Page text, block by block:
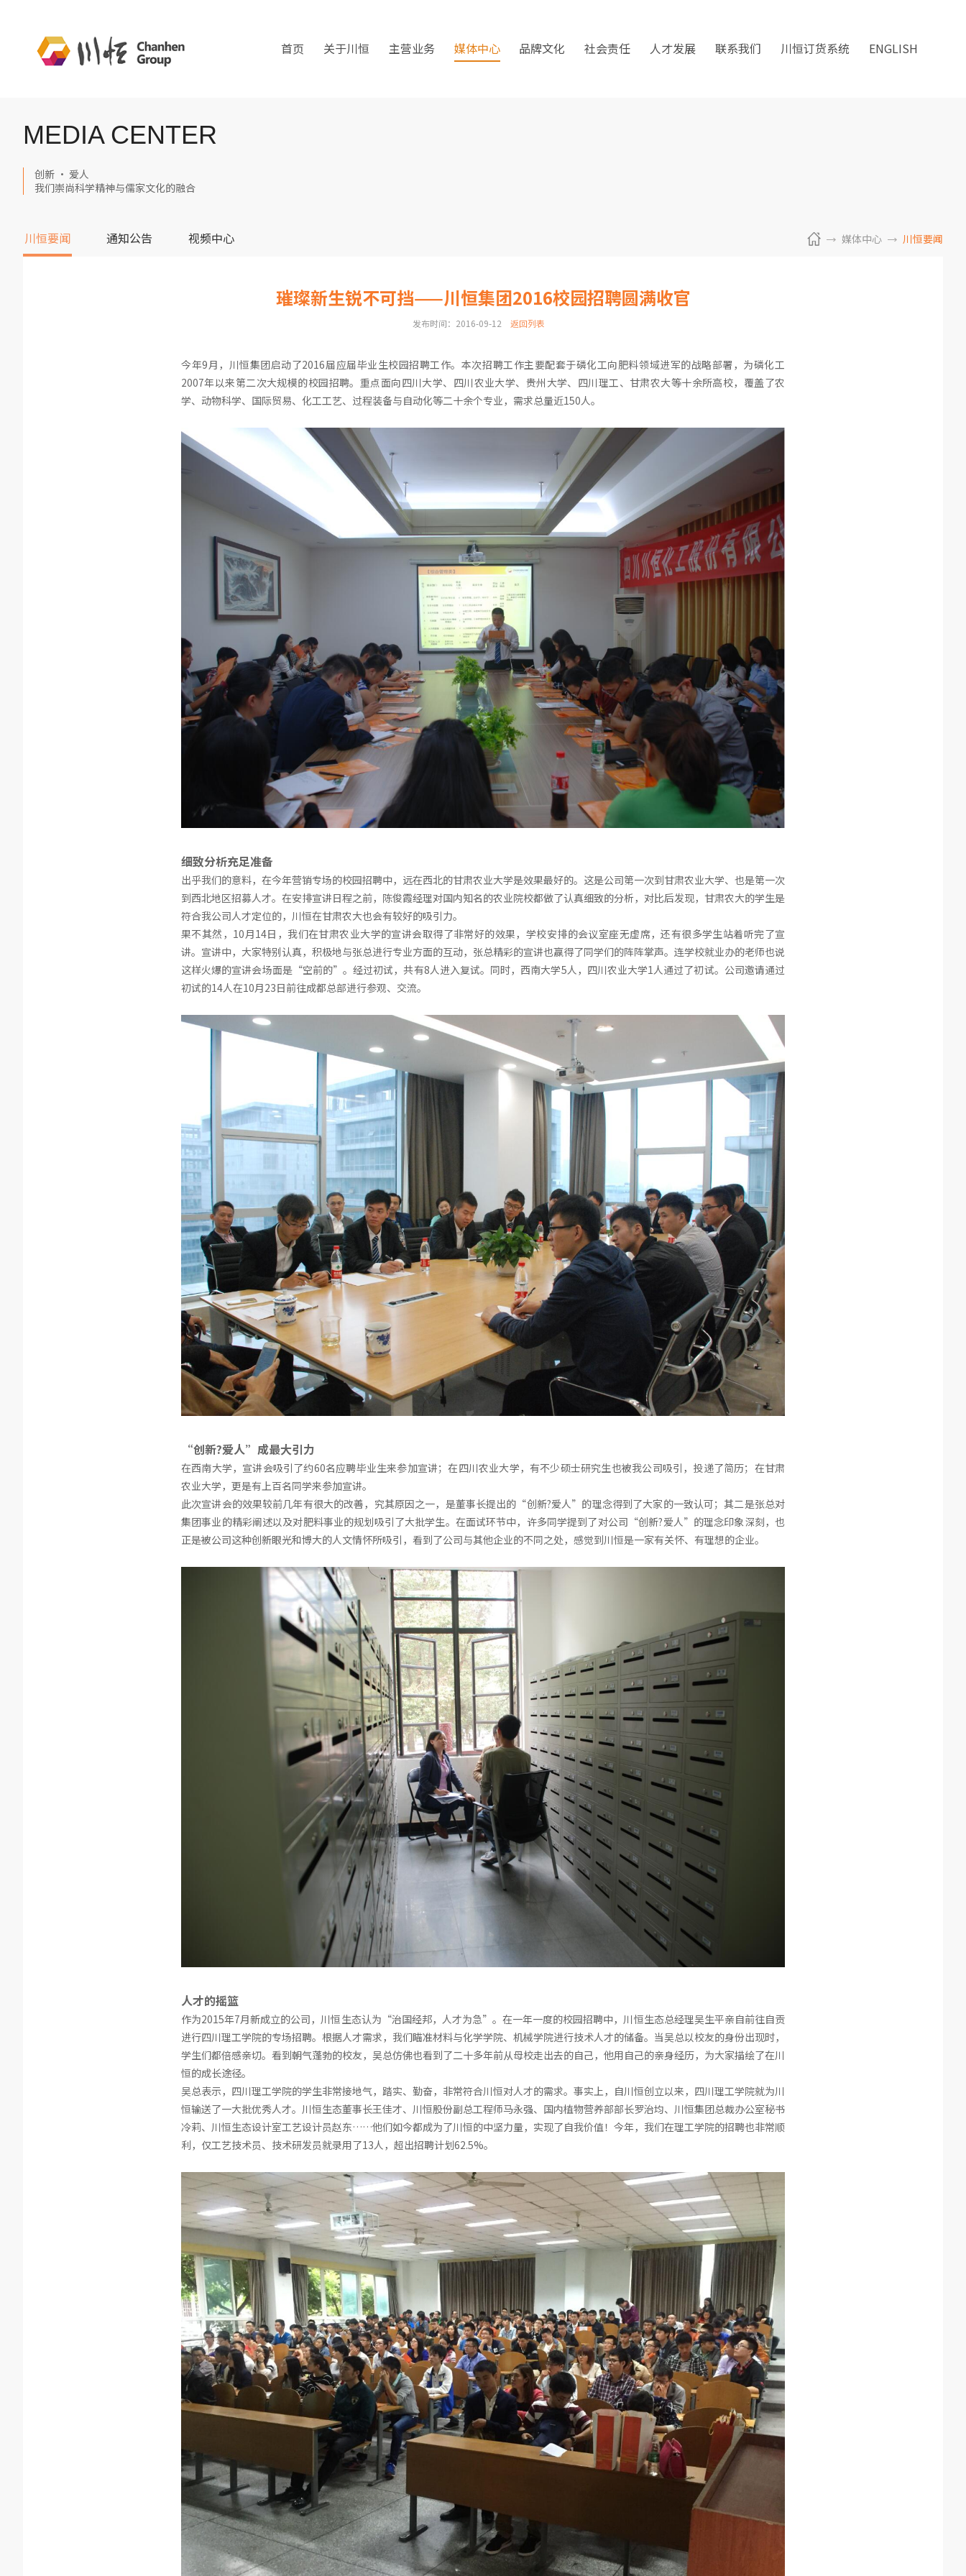
首页 关于川恒 主营业务 媒体中心 品牌文化 社会责任 人才发展 联系我们 川恒订货系统 ENGLISH
MEDIA CENTER
创新 · 爱人
我们崇尚科学精神与儒家文化的融合
川恒要闻 通知公告 视频中心 媒体中心 川恒要闻
璀璨新生锐不可挡——川恒集团2016校园招聘圆满收官
发布时间：2016-09-12 返回列表
今年9月，川恒集团启动了2016届应届毕业生校园招聘工作。本次招聘工作主要配套于磷化工向肥料领域进军的战略部署，为磷化工
2007年以来第二次大规模的校园招聘。重点面向四川大学、四川农业大学、贵州大学、四川理工、甘肃农大等十余所高校，覆盖了农
学、动物科学、国际贸易、化工工艺、过程装备与自动化等二十余个专业，需求总量近150人。
细致分析充足准备
出乎我们的意料，在今年营销专场的校园招聘中，远在西北的甘肃农业大学是效果最好的。这是公司第一次到甘肃农业大学、也是第一次
到西北地区招募人才。在安排宣讲日程之前，陈俊霞经理对国内知名的农业院校都做了认真细致的分析，对比后发现，甘肃农大的学生是
符合我公司人才定位的，川恒在甘肃农大也会有较好的吸引力。
果不其然，10月14日，我们在甘肃农业大学的宣讲会取得了非常好的效果，学校安排的会议室座无虚席，还有很多学生站着听完了宣
讲。宣讲中，大家特别认真，积极地与张总进行专业方面的互动，张总精彩的宣讲也赢得了同学们的阵阵掌声。连学校就业办的老师也说
这样火爆的宣讲会场面是“空前的”。经过初试，共有8人进入复试。同时，西南大学5人，四川农业大学1人通过了初试。公司邀请通过
初试的14人在10月23日前往成都总部进行参观、交流。
“创新?爱人”成最大引力
在西南大学，宣讲会吸引了约60名应聘毕业生来参加宣讲；在四川农业大学，有不少硕士研究生也被我公司吸引，投递了简历；在甘肃
农业大学，更是有上百名同学来参加宣讲。
此次宣讲会的效果较前几年有很大的改善，究其原因之一，是董事长提出的“创新?爱人”的理念得到了大家的一致认可；其二是张总对
集团事业的精彩阐述以及对肥料事业的规划吸引了大批学生。在面试环节中，许多同学提到了对公司“创新?爱人”的理念印象深刻，也
正是被公司这种创新眼光和博大的人文情怀所吸引，看到了公司与其他企业的不同之处，感觉到川恒是一家有关怀、有理想的企业。
人才的摇篮
作为2015年7月新成立的公司，川恒生态认为“治国经邦，人才为急”。在一年一度的校园招聘中，川恒生态总经理吴生平亲自前往自贡
进行四川理工学院的专场招聘。根据人才需求，我们瞄准材料与化学学院、机械学院进行技术人才的储备。当吴总以校友的身份出现时，
学生们都倍感亲切。看到朝气蓬勃的校友，吴总仿佛也看到了二十多年前从母校走出去的自己，他用自己的亲身经历，为大家描绘了在川
恒的成长途径。
吴总表示，四川理工学院的学生非常接地气，踏实、勤奋，非常符合川恒对人才的需求。事实上，自川恒创立以来，四川理工学院就为川
恒输送了一大批优秀人才。川恒生态董事长王佳才、川恒股份副总工程师马永强、国内植物营养部部长罗治均、川恒集团总裁办公室秘书
冷莉、川恒生态设计室工艺设计员赵东……他们如今都成为了川恒的中坚力量，实现了自我价值！今年，我们在理工学院的招聘也非常顺
利，仅工艺技术员、技术研发员就录用了13人，超出招聘计划62.5%。